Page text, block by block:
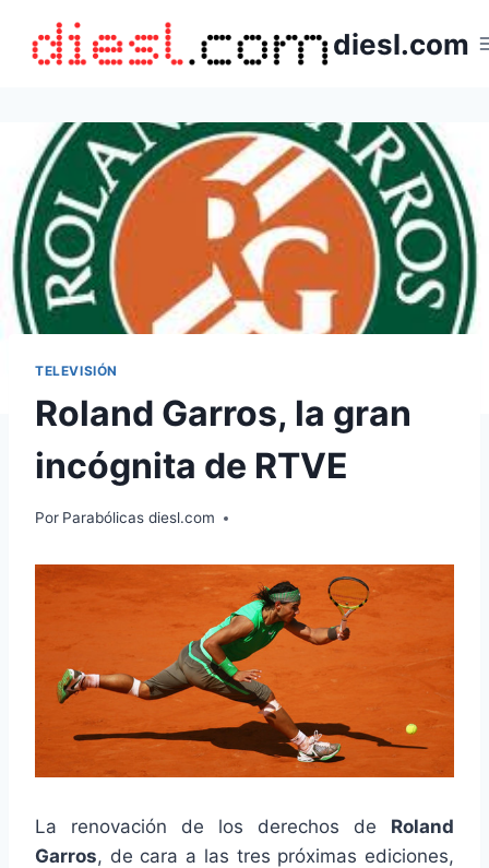
contenido
diesl.com
TELEVISIÓN
Roland Garros, la gran
incógnita de RTVE
Por Parabólicas diesl.com
La renovación de los derechos de Roland
Garros, de cara a las tres próximas ediciones,